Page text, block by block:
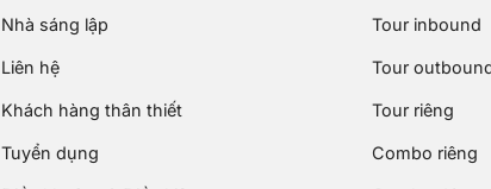
Nhà sáng lập
Liên hệ
Khách hàng thân thiết
Tuyển dụng
Tour inbound
Tour
Tour riêng
Combo riêng